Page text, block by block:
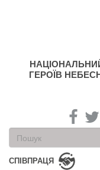
ГЕРОЇВ
Пошукова
форма
Пошук
СПІВПРАЦЯ